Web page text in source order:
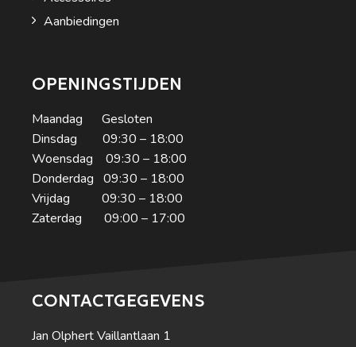
Aanbiedingen
OPENINGSTIJDEN
Maandag Gesloten
Dinsdag 09:30 – 18:00
Woensdag 09:30 – 18:00
Donderdag 09:30 – 18:00
Vrijdag 09:30 – 18:00
Zaterdag 09:00 – 17:00
CONTACTGEGEVENS
Jan Olphert Vaillantlaan 1